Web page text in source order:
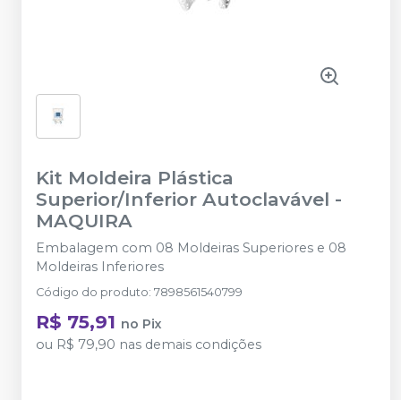
Kit Moldeira Plástica
Superior/Inferior Autoclavável -
MAQUIRA
Embalagem com 08 Moldeiras Superiores e 08
Moldeiras Inferiores
Código do produto: 7898561540799
R$ 75,91 no Pix
ou R$ 79,90 nas demais condições